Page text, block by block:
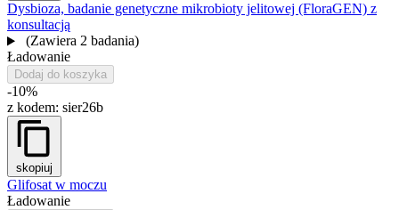
Dysbioza, badanie genetyczne mikrobioty jelitowej (FloraGEN) z
konsultacją
(Zawiera 2 badania)
Ładowanie
Dodaj do koszyka
-10%
z kodem: sier26b
skopiuj
Glifosat w moczu
Ładowanie